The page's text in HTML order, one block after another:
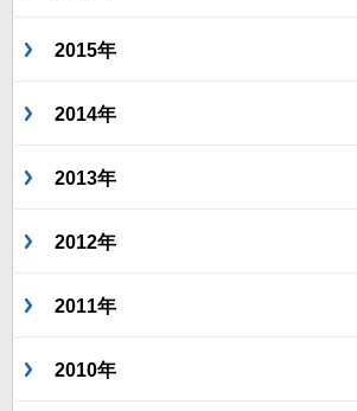
2015年
2014年
2013年
2012年
2011年
2010年